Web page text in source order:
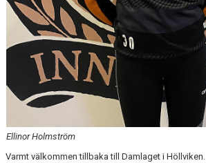
Ellinor Holmström
Varmt välkommen tillbaka till Damlaget i Höllviken.